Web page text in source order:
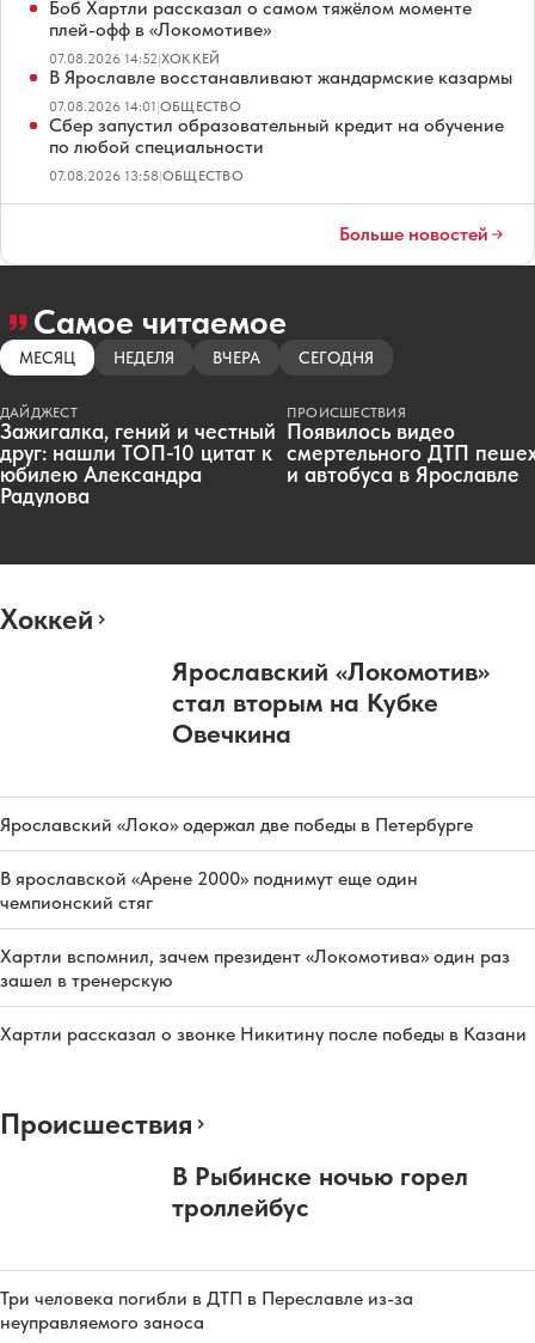
Боб Хартли рассказал о самом тяжёлом моменте
плей-офф в «Локомотиве»
07.08.2026 14:52|ХОККЕЙ
В Ярославле восстанавливают жандармские казармы
07.08.2026 14:01|ОБЩЕСТВО
Сбер запустил образовательный кредит на обучение
по любой специальности
07.08.2026 13:58|ОБЩЕСТВО
Больше новостей
Самое читаемое
МЕСЯЦ НЕДЕЛЯ ВЧЕРА СЕГОДНЯ
ДАЙДЖЕСТ
Зажигалка, гений и честный
друг: нашли ТОП-10 цитат к
юбилею Александра
Радулова
ПРОИСШЕСТВИЯ
Появилось видео
смертельного ДТП
и автобуса в Ярославле
Хоккей
Ярославский «Локомотив»
стал вторым на Кубке
Овечкина
Ярославский «Локо» одержал две победы в Петербурге
В ярославской «Арене 2000» поднимут еще один
чемпионский стяг
Хартли вспомнил, зачем президент «Локомотива» один раз
зашел в тренерскую
Хартли рассказал о звонке Никитину после победы в Казани
Происшествия
В Рыбинске ночью горел
троллейбус
Три человека погибли в ДТП в Переславле из-за
неуправляемого заноса